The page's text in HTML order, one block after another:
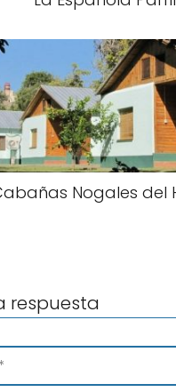
Nogales del
respuesta